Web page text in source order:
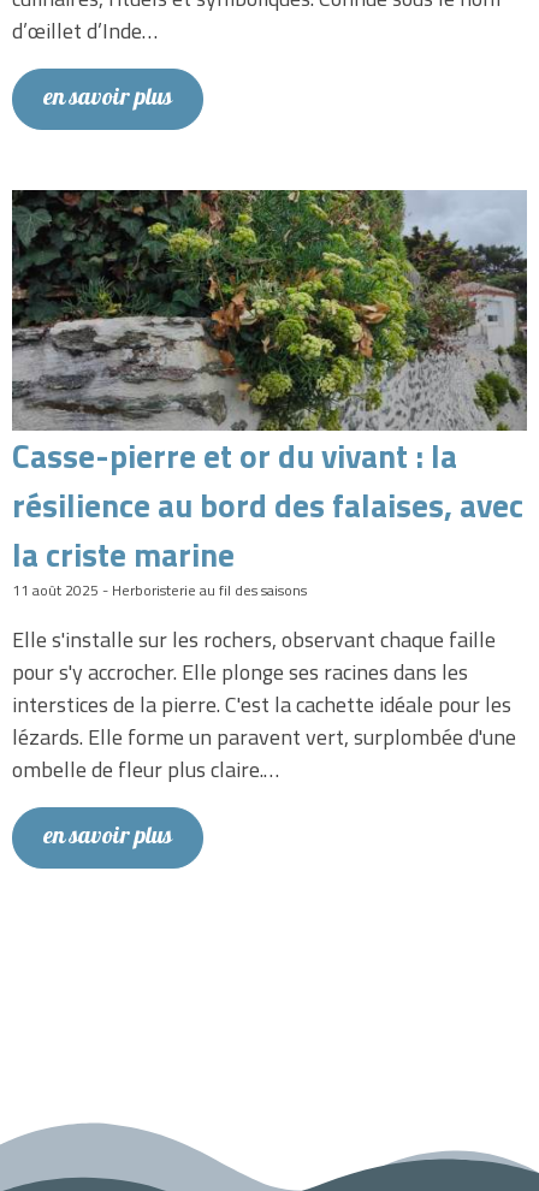
d’œillet d’Inde…
en savoir plus
Casse-pierre et or du vivant : la
résilience au bord des falaises, avec
la criste marine
11 août 2025 - Herboristerie au fil des saisons
Elle s'installe sur les rochers, observant chaque faille
pour s'y accrocher. Elle plonge ses racines dans les
interstices de la pierre. C'est la cachette idéale pour les
lézards. Elle forme un paravent vert, surplombée d'une
ombelle de fleur plus claire.…
en savoir plus